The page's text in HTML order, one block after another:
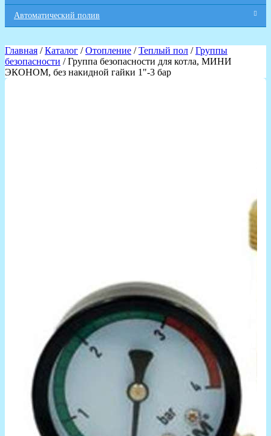
Автоматический полив
Главная /Каталог /Отопление /Теплый пол /Группы
безопасности / Группа безопасности для котла, МИНИ
ЭКОНОМ, без накидной гайки 1"-3 бар